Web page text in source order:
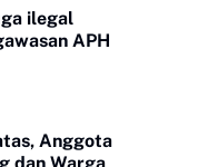
ilegal
APH
Anggota